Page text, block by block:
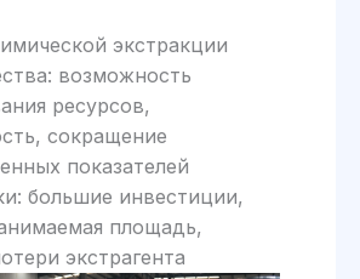
экстракции
возможность
ресурсов,
сокращение
показателей
большие инвестиции,
площадь,
экстрагента